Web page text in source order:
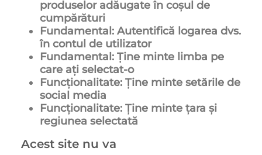
produselor adăugate în coșul de
cumpărături
Fundamental: Autentifică logarea dvs.
în contul de utilizator
Fundamental: Ține minte limba pe
care ați selectat-o
Funcționalitate: Ține minte setările de
social media
Funcționalitate: Ține minte țara și
regiunea selectată
Acest site nu va